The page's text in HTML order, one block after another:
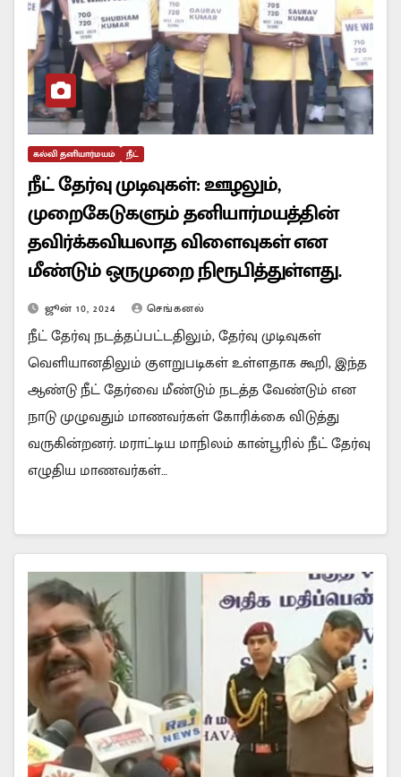
கல்வி தனியார்மயம் நீட்
நீட் தேர்வு முடிவுகள்: ஊழலும்,
முறைகேடுகளும் தனியார்மயத்தின்
தவிர்க்கவியலாத விளைவுகள் என
மீண்டும் ஒருமுறை நிரூபித்துள்ளது.
ஜூன் 10, 2024 செங்கனல்
நீட் தேர்வு நடத்தப்பட்டதிலும், தேர்வு முடிவுகள்
வெளியானதிலும் குளறுபடிகள் உள்ளதாக கூறி, இந்த
ஆண்டு நீட் தேர்வை மீண்டும் நடத்த வேண்டும் என
நாடு முழுவதும் மாணவர்கள் கோரிக்கை விடுத்து
வருகின்றனர். மராட்டிய மாநிலம் கான்பூரில் நீட் தேர்வு
எழுதிய மாணவர்கள்…